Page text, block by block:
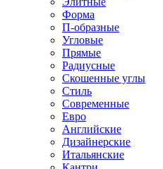
Форма
П-образные
Угловые
Прямые
Радиусные
Скошенные углы
Стиль
Современные
Евро
Английские
Дизайнерские
Итальянские